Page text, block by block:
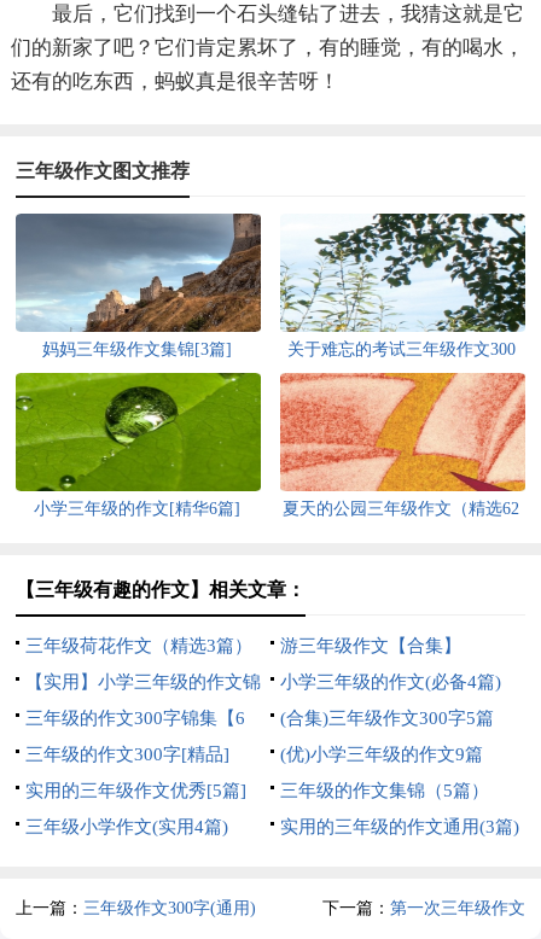
最后，它们找到一个石头缝钻了进去，我猜这就是它
们的新家了吧？它们肯定累坏了，有的睡觉，有的喝水，
还有的吃东西，蚂蚁真是很辛苦呀！
三年级作文图文推荐
妈妈三年级作文集锦[3篇]
关于难忘的考试三年级作文300
字3篇
小学三年级的作文[精华6篇]
夏天的公园三年级作文（精选62
【三年级有趣的作文】相关文章：
三年级荷花作文（精选3篇）
游三年级作文【合集】
【实用】小学三年级的作文锦
集7篇
小学三年级的作文(必备4篇)
三年级的作文300字锦集【6
篇】
(合集)三年级作文300字5篇
三年级的作文300字[精品]
(优)小学三年级的作文9篇
实用的三年级作文优秀[5篇]
三年级的作文集锦（5篇）
三年级小学作文(实用4篇)
实用的三年级的作文通用(3篇)
上一篇：三年级作文300字(通用) 下一篇： 第一次三年级作文